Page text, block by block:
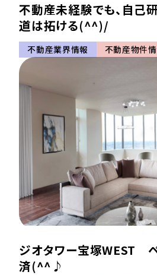
不動産未経験でも、自己
道は拓ける(^^)/
不動産業界情報 不動産物件
ジオタワー宝塚WEST
済(^^♪